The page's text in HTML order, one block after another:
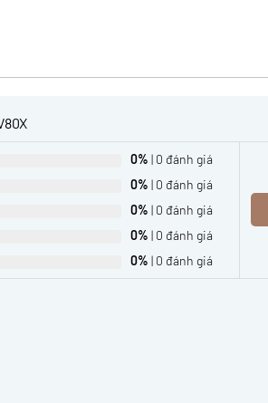
0% | 0 đánh giá
0% | 0 đánh giá
0% | 0 đánh giá
0% | 0 đánh giá
0% | 0 đánh giá